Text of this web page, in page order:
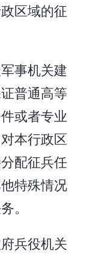
区域的征
事机关建
普通高等
或者专业
本行政区
配征兵任
特殊情况
。
兵役机关